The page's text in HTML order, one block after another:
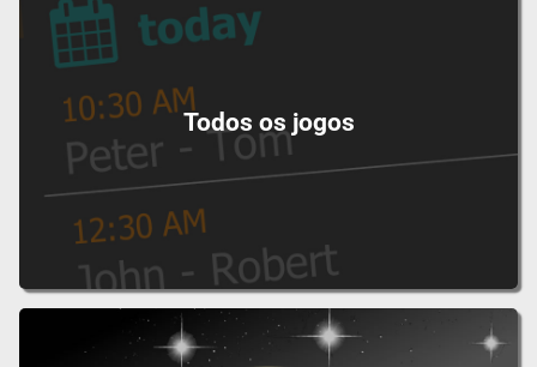
Todos os jogos